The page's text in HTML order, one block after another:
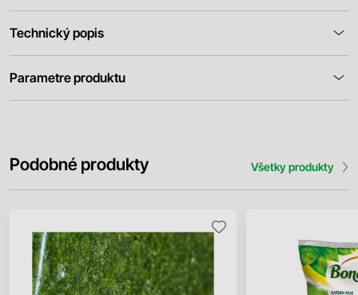
Technický popis
Parametre produktu
Podobné produkty Všetky produkty